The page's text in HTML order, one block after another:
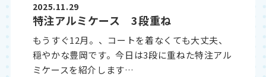
2025.11.29
特注アルミケース 3段重ね
もうすぐ12月。、コートを着なくても大丈夫、
穏やかな豊岡です。今日は3段に重ねた特注アル
ミケースを紹介します…